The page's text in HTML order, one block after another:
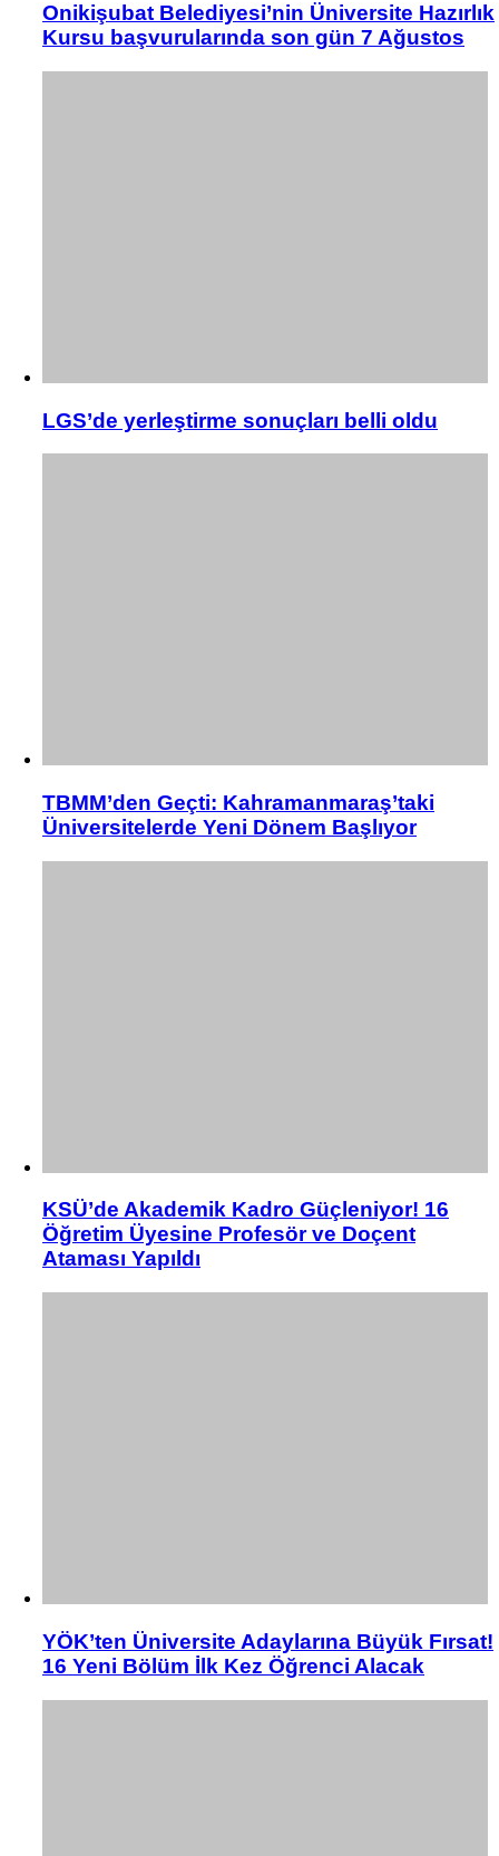
Onikişubat Belediyesi’nin Üniversite Hazırlık
Kursu başvurularında son gün 7 Ağustos
LGS’de yerleştirme sonuçları belli oldu
TBMM’den Geçti: Kahramanmaraş’taki
Üniversitelerde Yeni Dönem Başlıyor
KSÜ’de Akademik Kadro Güçleniyor! 16
Öğretim Üyesine Profesör ve Doçent
Ataması Yapıldı
YÖK’ten Üniversite Adaylarına Büyük Fırsat!
16 Yeni Bölüm İlk Kez Öğrenci Alacak